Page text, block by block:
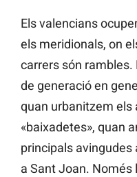
Els valencians
els meridionals, on
carrers són
de generació en
quan urbanitzem els
«baixadetes», quan
principals avingudes
a Sant Joan. Només